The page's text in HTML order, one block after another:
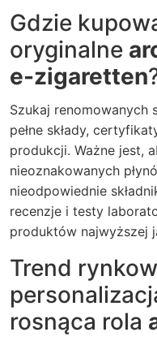
Gdzie
oryginalne
e-zigaretten
Szukaj renomowanych
pełne składy,
produkcji. Ważne jest,
nieoznakowanych
nieodpowiednie
recenzje i testy
produktów najwyższej
Trend
rosnąca rola